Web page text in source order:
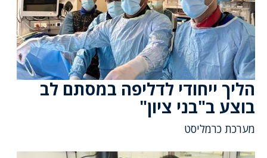
הליך ייחודי לדליפה במסתם לב
בוצע ב"בני ציון"
מערכת כרמליסט